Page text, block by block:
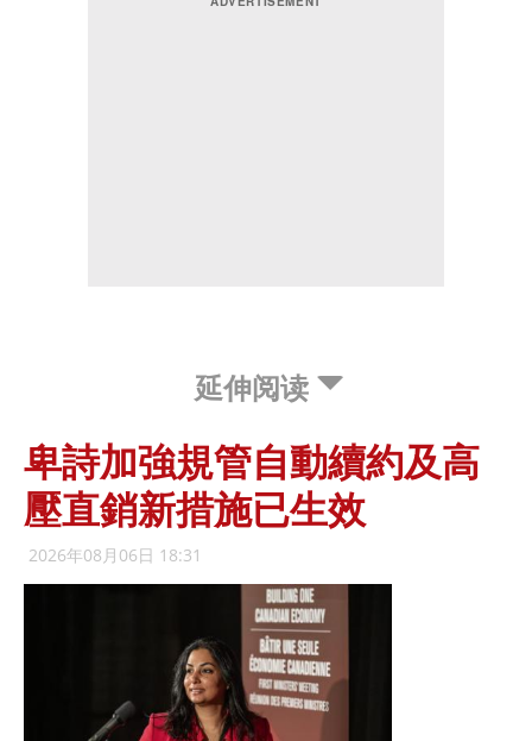
延伸阅读
卑詩加強規管自動續約及高
壓直銷新措施已生效
2026年08月06日 18:31